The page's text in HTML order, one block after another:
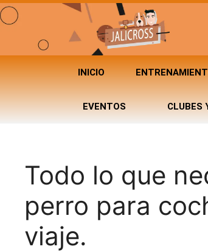
INICIO
EVENTOS CLUBES
Todo lo que
perro para
viaje.